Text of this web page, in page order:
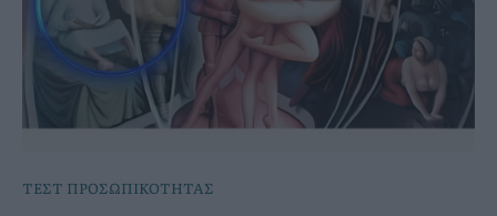
ΤΕΣΤ ΠΡΟΣΩΠΙΚΟΤΗΤΑΣ